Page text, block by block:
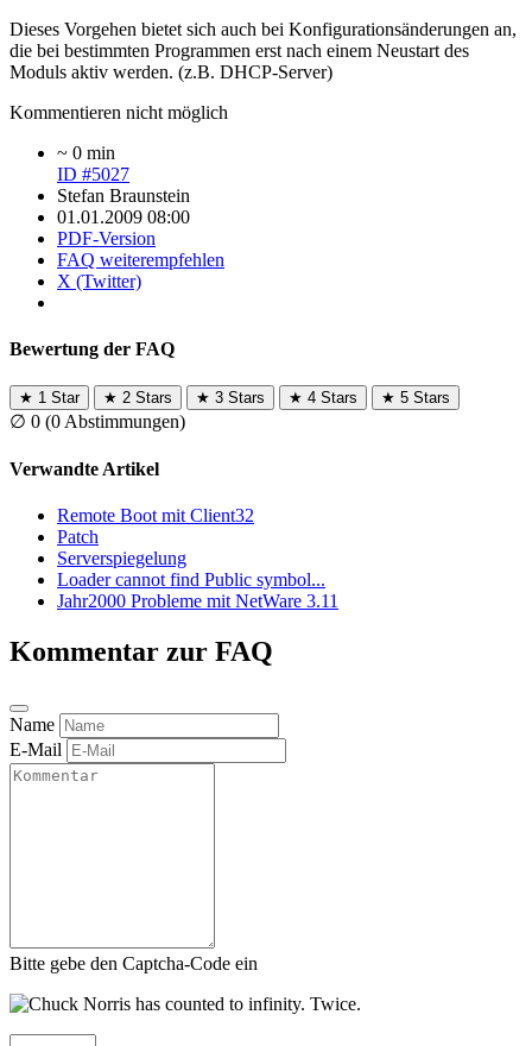
Dieses Vorgehen bietet sich auch bei Konfigurationsänderungen an,
die bei bestimmten Programmen erst nach einem Neustart des
Moduls aktiv werden. (z.B. DHCP-Server)
Kommentieren nicht möglich
~ 0 min
ID #5027
Stefan Braunstein
01.01.2009 08:00
PDF-Version
FAQ weiterempfehlen
X (Twitter)
Bewertung der FAQ
★ 1 Star ★ 2 Stars ★ 3 Stars ★ 4 Stars ★ 5 Stars
∅ 0 (0 Abstimmungen)
Verwandte Artikel
Remote Boot mit Client32
Patch
Serverspiegelung
Loader cannot find Public symbol...
Jahr2000 Probleme mit NetWare 3.11
Kommentar zur FAQ
Name
E-Mail
Bitte gebe den Captcha-Code ein